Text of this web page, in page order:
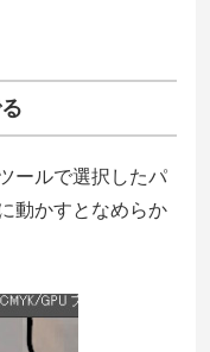
ールで選択したパ
動かすとなめらか